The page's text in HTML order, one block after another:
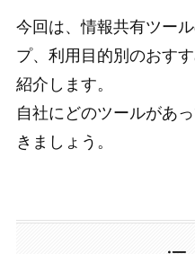
今回は、情報共有ツー
プ、利用目的別のおす
紹介します。
自社にどのツールがあ
きましょう。